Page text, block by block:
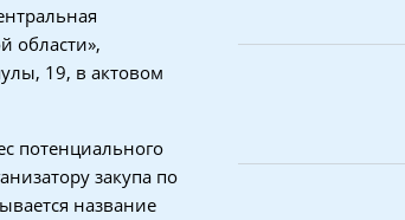
области»,
19, в актовом
потенциального
закупа по
название